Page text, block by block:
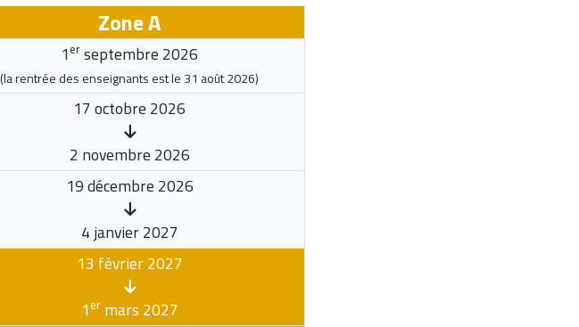
Zone A
1 er septembre 2026
(la rentrée des enseignants est le 31 août 2026)
17 octobre 2026
2 novembre 2026
19 décembre 2026
4 janvier 2027
13 février 2027
1ermars 2027